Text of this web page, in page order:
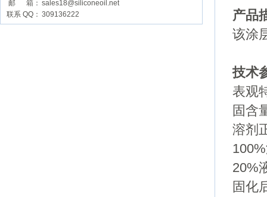
邮 箱： sales18@siliconeoil.net
联系 QQ： 309136222
产品
该涂
技术
表观
固含
溶剂
20%
固化